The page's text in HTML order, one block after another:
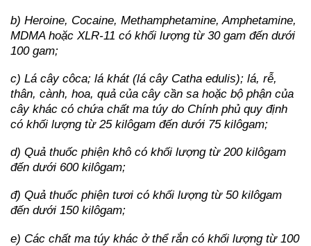
b) Heroine, Cocaine, Methamphetamine, Amphetamine,
MDMA hoặc XLR-11 có khối lượng từ 30 gam đến dưới
100 gam;
c) Lá cây côca; lá khát (lá cây Catha edulis); lá, rễ,
thân, cành, hoa, quả của cây cần sa hoặc bộ phận của
cây khác có chứa chất ma túy do Chính phủ quy định
có khối lượng từ 25 kilôgam đến dưới 75 kilôgam;
d) Quả thuốc phiện khô có khối lượng từ 200 kilôgam
đến dưới 600 kilôgam;
đ) Quả thuốc phiện tươi có khối lượng từ 50 kilôgam
đến dưới 150 kilôgam;
e) Các chất ma túy khác ở thể rắn có khối lượng từ 100